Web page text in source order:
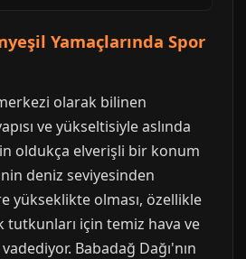
Yamaçlarında Spor
olarak bilinen
ve yükseltisiyle aslında
oldukça elverişli bir konum
deniz seviyesinden
yükseklikte olması, özellikle
tutkunları için temiz hava ve
Babadağ Dağı'nın